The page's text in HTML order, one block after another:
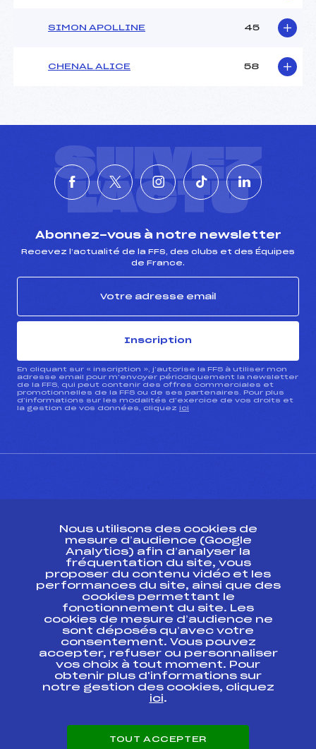
SIMON APOLLINE 45
CHENAL ALICE 58
SUIVEZ
L'ACTU
Abonnez-vous à notre newsletter
Recevez l’actualité de la FFS, des clubs et des Équipes
de France.
Inscription
En cliquant sur « inscription », j’autorise la FFS à utiliser mon
adresse email pour m’envoyer périodiquement la newsletter
de la FFS, qui peut contenir des offres commerciales et
promotionnelles de la FFS ou de ses partenaires. Pour plus
d’informations sur les modalités d’exercice de vos droits et
la gestion de vos données, cliquez ici
Ressources
Pass’Neige
Projet sportif fédéral
Projet de performance fédéral
Antidopage
Pôle Développement, Formation, Suivi
Scientifique
Listes ministérielles
Pôle vie de l’athlète
Enseignement professionnel
Nous utilisons des cookies de
mesure d’audience (Google
Analytics) afin d’analyser la
fréquentation du site, vous
proposer du contenu vidéo et les
performances du site, ainsi que des
cookies permettant le
fonctionnement du site. Les
cookies de mesure d’audience ne
sont déposés qu’avec votre
consentement. Vous pouvez
accepter, refuser ou personnaliser
vos choix à tout moment. Pour
obtenir plus d'informations sur
notre gestion des cookies, cliquez
ici.
TOUT ACCEPTER